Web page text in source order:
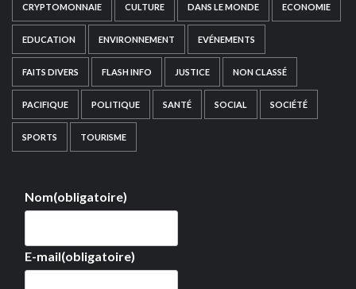
CRYPTOMONNAIE CULTURE DANS LE MONDE ECONOMIE
EDUCATION ENVIRONNEMENT EVÉNEMENTS
FAITS DIVERS FLASH INFO JUSTICE NON CLASSÉ
PACIFIQUE POLITIQUE SANTÉ SOCIAL SOCIÉTÉ
SPORTS TOURISME
Nom(obligatoire)
E-mail(obligatoire)